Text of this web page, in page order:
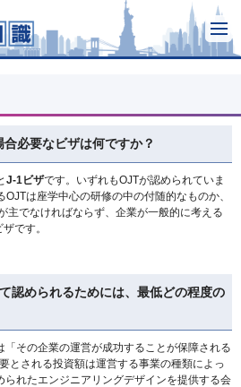
必要なビザは何ですか？
J-1ビザです。いずれもOJTが認められていま
は座学中心の研修の中の付随的なものか、
主でなければならず、企業が一般的に考える
です。
認められるためには、最低どの程度の
「その企業の運営が成功することが保障される
とされる投資額は運営する事業の種類によっ
れたエンジニアリングデザインを提供する会